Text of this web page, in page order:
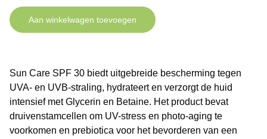
Aan winkelwagen toevoegen
Sun Care SPF 30 biedt uitgebreide bescherming tegen
UVA- en UVB-straling, hydrateert en verzorgt de huid
intensief met Glycerin en Betaine. Het product bevat
druivenstamcellen om UV-stress en photo-aging te
voorkomen en prebiotica voor het bevorderen van een